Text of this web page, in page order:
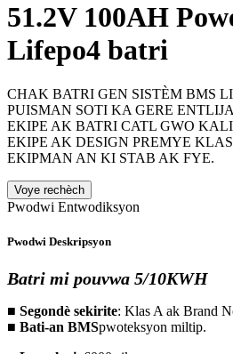
51.2V 100AH
Lifepo4 batri
CHAK BATRI GEN SISTÈM BMS LI
PUISMAN SOTI KA GERE
EKIPE AK BATRI CATL GWO
EKIPE AK DESIGN PREMYE
EKIPMAN AN KI STAB AK FYE.
Voye rechèch
Pwodwi Entwodiksyon
Pwodwi Deskripsyon
Batri mi pouvwa 5/10KWH
■ Segondè sekirite: Klas A ak Brand
■ Bati-an BMSpwoteksyon miltip.